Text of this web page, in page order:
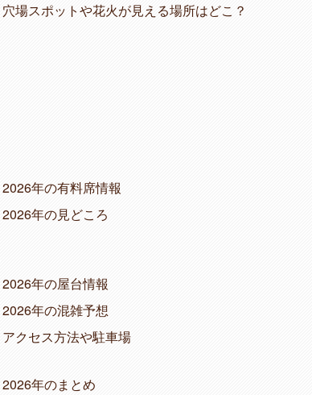
場スポットや花火が見える場所はどこ？
年の有料席情報
年の見どころ
年の屋台情報
年の混雑予想
クセス方法や駐車場
年のまとめ